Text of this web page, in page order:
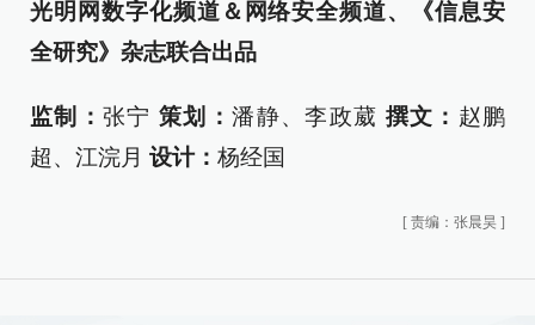
光明网数字化频道 ＆ 网络安全频道、《信息安
全研究》杂志联合出品
监制：张宁 策划：潘静、李政葳 撰文： 赵鹏
超、江浣月 设计： 杨经国
[ 责编：张晨昊 ]